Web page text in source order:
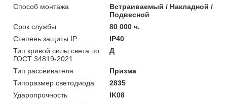
Способ монтажа
Встраиваемый / Накладной /
Подвесной
Срок службы
80 000 ч.
Степень защиты IP
IP40
Тип кривой силы света по
ГОСТ 34819-2021
Д
Тип рассеивателя
Призма
Типоразмер светодиода
2835
Ударопрочность
IK08